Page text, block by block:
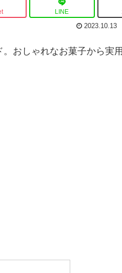
LINE
2023.10.13
おしゃれなお菓子から実